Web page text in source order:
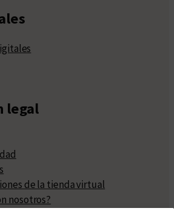
legal
de la tienda virtual
nosotros?